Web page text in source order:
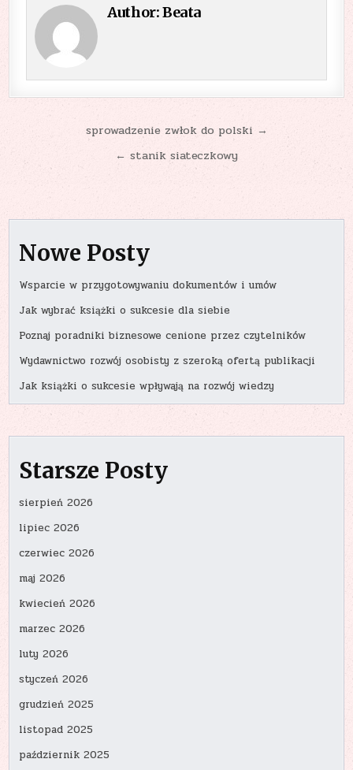
Author:Beata
Nawigacjasprowadzenie zwłok do polski →
← stanik siateczkowy
Nowe Posty
Wsparcie w przygotowywaniu dokumentów i umów
Jak wybrać książki o sukcesie dla siebie
Poznaj poradniki biznesowe cenione przez czytelników
Wydawnictwo rozwój osobisty z szeroką ofertą publikacji
Jak książki o sukcesie wpływają na rozwój wiedzy
Starsze Posty
sierpień 2026
lipiec 2026
czerwiec 2026
maj 2026
kwiecień 2026
marzec 2026
luty 2026
styczeń 2026
grudzień 2025
listopad 2025
październik 2025